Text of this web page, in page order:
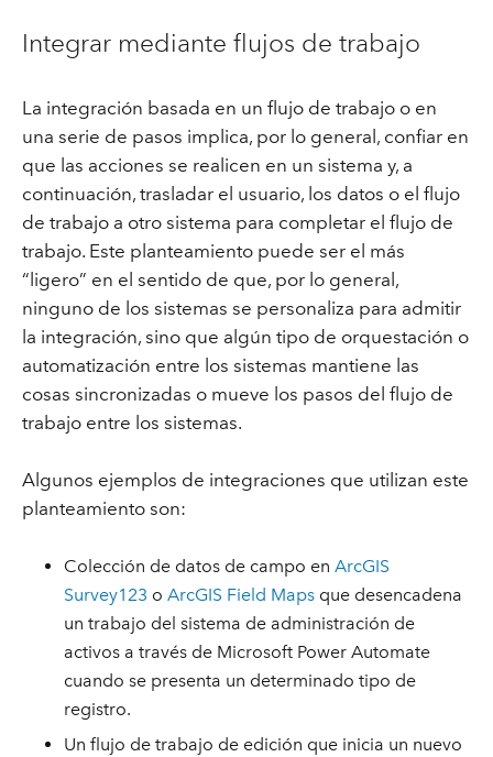
Integrar mediante flujos de trabajo
La integración basada en un flujo de trabajo o en
una serie de pasos implica, por lo general, confiar en
que las acciones se realicen en un sistema y, a
continuación, trasladar el usuario, los datos o el flujo
de trabajo a otro sistema para completar el flujo de
trabajo. Este planteamiento puede ser el más
“ligero” en el sentido de que, por lo general,
ninguno de los sistemas se personaliza para admitir
la integración, sino que algún tipo de orquestación o
automatización entre los sistemas mantiene las
cosas sincronizadas o mueve los pasos del flujo de
trabajo entre los sistemas.
Algunos ejemplos de integraciones que utilizan este
planteamiento son:
Colección de datos de campo enArcGIS
Survey123 oArcGIS Field Maps que desencadena
un trabajo del sistema de administración de
activos a través de Microsoft Power Automate
cuando se presenta un determinado tipo de
registro.
Un flujo de trabajo de edición que inicia un nuevo